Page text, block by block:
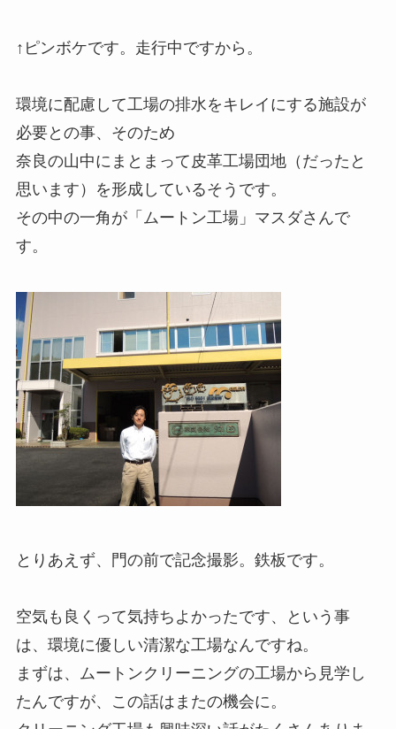
↑ピンボケです。走行中ですから。
環境に配慮して工場の排水をキレイにする施設が
必要との事、そのため
奈良の山中にまとまって皮革工場団地（だったと
思います）を形成しているそうです。
その中の一角が「ムートン工場」マスダさんで
す。
とりあえず、門の前で記念撮影。鉄板です。
空気も良くって気持ちよかったです、という事
は、環境に優しい清潔な工場なんですね。
まずは、ムートンクリーニングの工場から見学し
たんですが、この話はまたの機会に。